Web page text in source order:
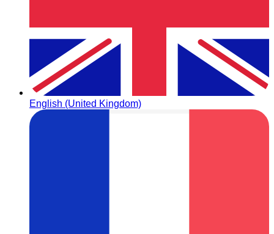
English (United Kingdom)